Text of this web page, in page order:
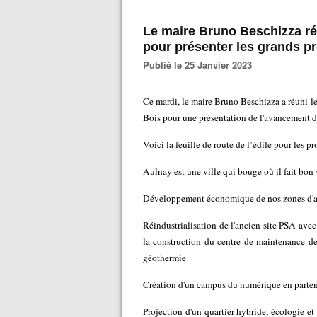
Le maire Bruno Beschizza
pour présenter les grands
Publié le 25 Janvier 2023
Ce mardi, le maire Bruno Beschizza a réuni
Bois pour une présentation de l'avancement
Voici la feuille de route de l’édile pour les
Aulnay est une ville qui bouge où il fait bon
Développement économique de nos zones
Réindustrialisation de l'ancien site PSA
la construction du centre de maintenance
géothermie
Création d'un campus du numérique en
Projection d'un quartier hybride, écologie